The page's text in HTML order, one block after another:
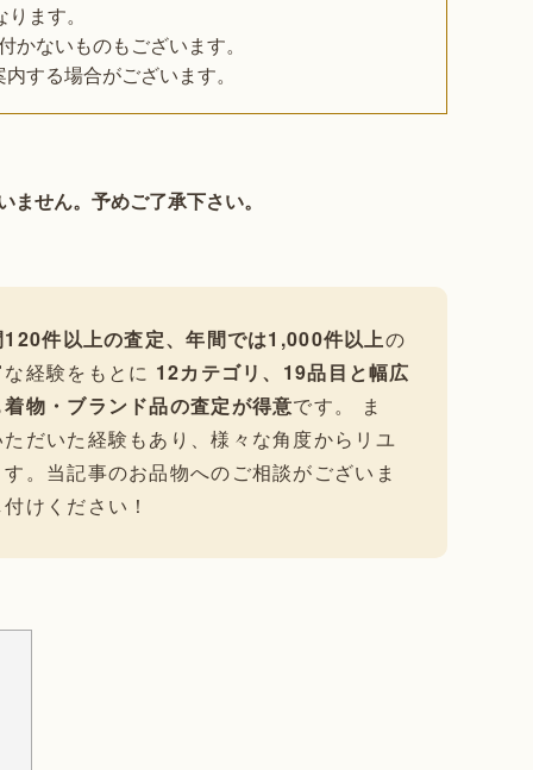
ます。
ないものもございます。
する場合がございます。
せん。予めご了承下さい。
120件以上の査定、年間では1,000件以上の
経験をもとに 12カテゴリ、19品目と幅広
着物・ブランド品の査定が得意です。 ま
だいた経験もあり、様々な角度からリユ
。当記事のお品物へのご相談がございま
けください！